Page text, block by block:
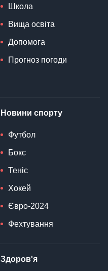
Школа
Вища освіта
Допомога
Прогноз погоди
Новини спорту
Футбол
Бокс
Теніс
Хокей
Євро-2024
Фехтування
Здоров'я